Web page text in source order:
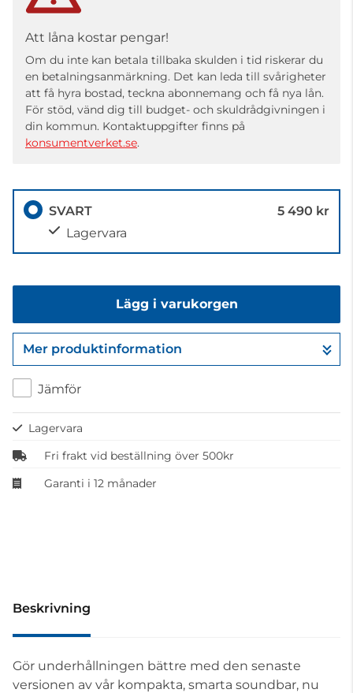
Att låna kostar pengar!
Om du inte kan betala tillbaka skulden i tid riskerar du
en betalningsanmärkning. Det kan leda till svårigheter
att få hyra bostad, teckna abonnemang och få nya lån.
För stöd, vänd dig till budget- och skuldrådgivningen i
din kommun. Kontaktuppgifter finns på
konsumentverket.se.
SVART
5 490 kr
Lagervara
Lägg i varukorgen
Gå till kassan
Mer produktinformation
Jämför
Lagervara
Fri frakt vid beställning över 500kr
Garanti i 12 månader
Beskrivning
Gör underhållningen bättre med den senaste
versionen av vår kompakta, smarta soundbar, nu